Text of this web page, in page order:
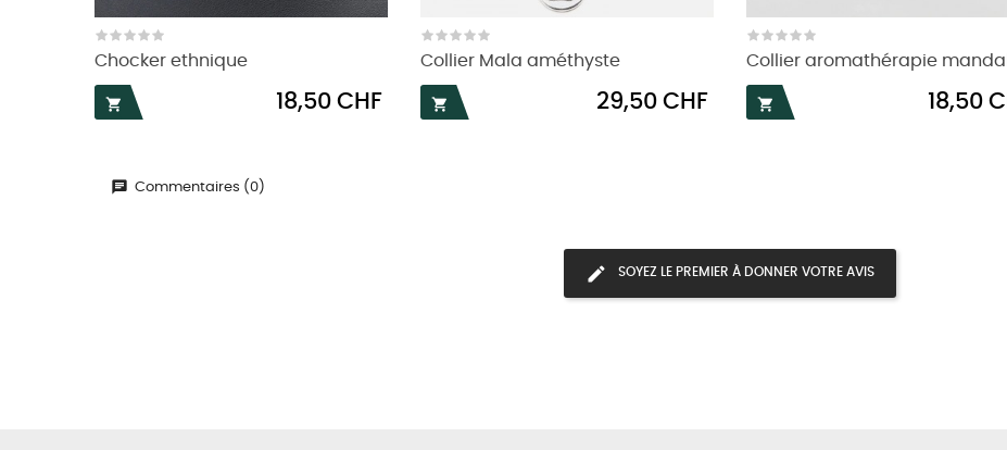
Chocker ethnique

Prix
18,50 CHF
Collier Mala améthyste

Prix
29,50 CHF
Collier aromathérapie

Prix
18,50
Commentaires (0)
SOYEZ LE PREMIER À DONNER VOTRE AVIS